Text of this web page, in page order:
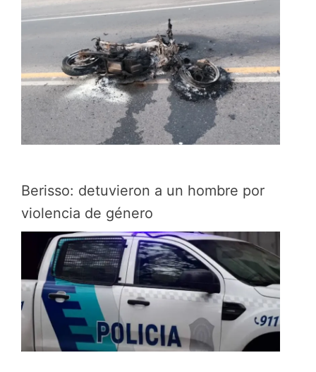
Berisso: detuvieron a un hombre por
violencia de género